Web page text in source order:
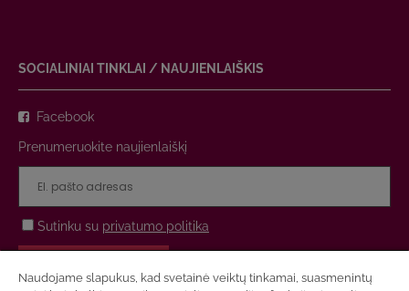
SOCIALINIAI TINKLAI / NAUJIENLAIŠKIS
Facebook
Prenumeruokite naujienlaiškį
Sutinku su privatumo politika
Naudojame slapukus, kad svetainė veiktų tinkamai, suasmenintų